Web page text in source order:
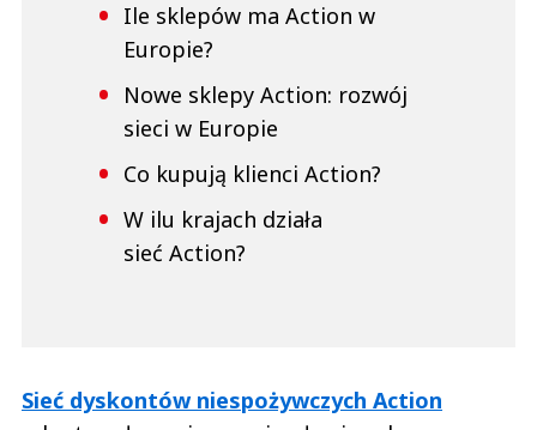
Ile sklepów ma Action w
Europie?
Nowe sklepy Action: rozwój
sieci w Europie
Co kupują klienci Action?
W ilu krajach działa
sieć Action?
Sieć dyskontów niespożywczych Action